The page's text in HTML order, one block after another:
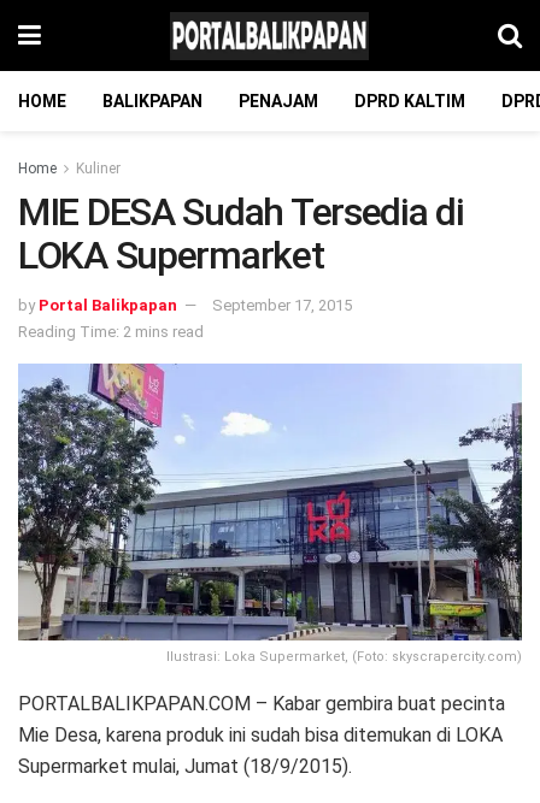
HOME BALIKPAPAN PENAJAM DPRD KALTIM
Home Kuliner
MIE DESA Sudah Tersedia di
LOKA Supermarket
by Portal Balikpapan
September 17, 2015
Reading Time: 2 mins read
Ilustrasi: Loka Supermarket, (Foto: skyscrapercity.com)
PORTALBALIKPAPAN.COM – Kabar gembira buat pecinta
Mie Desa, karena produk ini sudah bisa ditemukan di LOKA
Supermarket mulai, Jumat (18/9/2015).